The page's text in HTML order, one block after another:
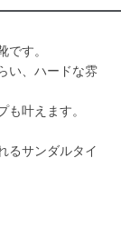
す。
い、ハードな雰
叶えます。
るサンダルタイ